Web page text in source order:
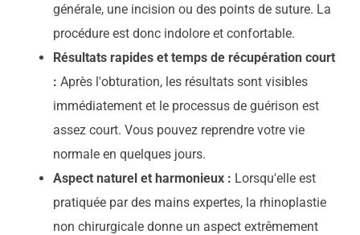
générale, une incision ou des points de suture. La
procédure est donc indolore et confortable.
Résultats rapides et temps de récupération court
: Après l'obturation, les résultats sont visibles
immédiatement et le processus de guérison est
assez court. Vous pouvez reprendre votre vie
normale en quelques jours.
Aspect naturel et harmonieux : Lorsqu'elle est
pratiquée par des mains expertes, la rhinoplastie
non chirurgicale donne un aspect extrêmement